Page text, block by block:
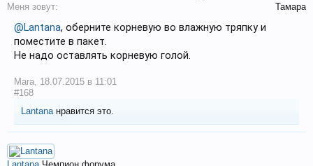
Меня зовут:
Тамара
@Lantana, оберните корневую во влажную тряпку и
поместите в пакет.
Не надо оставлять корневую голой.
Mara, 18.07.2015 в 11:01
#168
Lantanaнравится это.